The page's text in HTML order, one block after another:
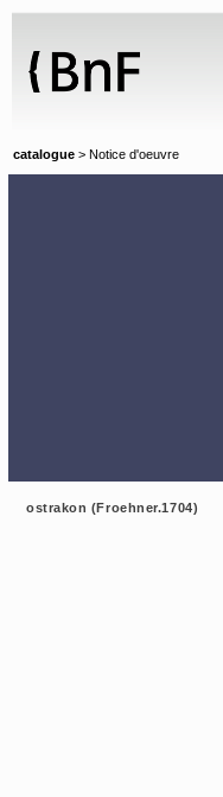
catalogue > Notice d'oeuvre
ostrakon (Froehner.1704)